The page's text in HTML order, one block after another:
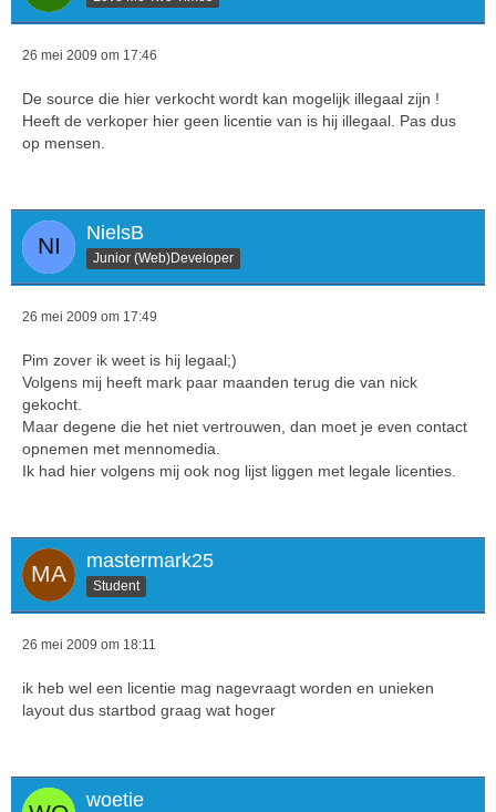
26 mei 2009 om 17:46
De source die hier verkocht wordt kan mogelijk illegaal zijn !
Heeft de verkoper hier geen licentie van is hij illegaal. Pas dus
op mensen.
NielsB
Junior (Web)Developer
26 mei 2009 om 17:49
Pim zover ik weet is hij legaal;)
Volgens mij heeft mark paar maanden terug die van nick
gekocht.
Maar degene die het niet vertrouwen, dan moet je even contact
opnemen met mennomedia.
Ik had hier volgens mij ook nog lijst liggen met legale licenties.
mastermark25
Student
26 mei 2009 om 18:11
ik heb wel een licentie mag nagevraagt worden en unieken
layout dus startbod graag wat hoger
woetie